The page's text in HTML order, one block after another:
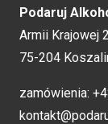
Podaruj
Armii Krajowej
75-204
zamówienia: